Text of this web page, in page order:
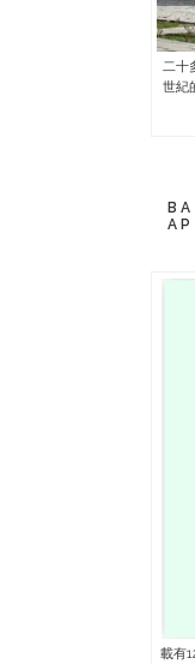
二十
世紀
載有